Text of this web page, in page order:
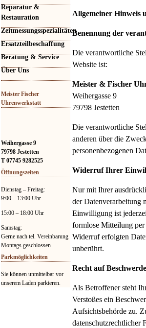
Reparatur &
Restauration
Zeitmessungsspezialitäten
Ersatzteilbeschaffung
Beratung & Service
Über Uns
Meister Fischer
Uhrenwerkstatt
Weihergasse 9
79798 Jestetten
T 07745 9282525
Öffnungszeiten
Dienstag – Freitag:
9:00 – 13:00 Uhr
15:00 – 18:00 Uhr
Samstag:
Gerne nach tel. Vereinbarung
Montags geschlossen
Parkmöglichkeiten
Sie können unmittelbar vor
unserem Laden parkieren.
Allgemeiner Hinweis
Benennung der
Die verantwortliche
Website ist:
Meister & Fischer
Weihergasse 9
79798 Jestetten
Die verantwortliche
anderen über die
personenbezogenen
Widerruf Ihrer
Nur mit Ihrer
der Datenverarbeitung
Einwilligung ist
formlose Mitteilung
Widerruf erfolgten
unberührt.
Recht auf
Als Betroffener steht
Verstoßes ein
Aufsichtsbehörde zu.
datenschutzrechtlicher